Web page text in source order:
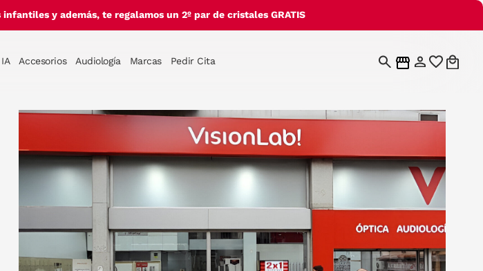
y además, te regalamos un 2º par de cristales GRATIS
Accesorios Audiología Marcas Pedir Cita